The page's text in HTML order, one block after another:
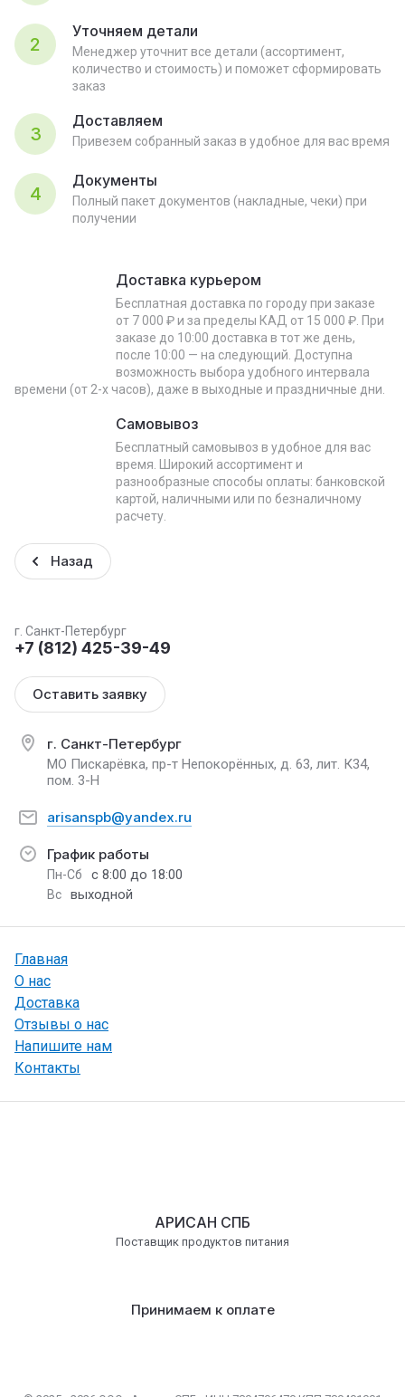
2
Уточняем детали
Менеджер уточнит все детали (ассортимент,
количество и стоимость) и поможет сформировать
заказ
3
Доставляем
Привезем собранный заказ в удобное для вас время
4
Документы
Полный пакет документов (накладные, чеки) при
получении
Доставка курьером
Бесплатная доставка по городу при заказе
от 7 000 ₽ и за пределы КАД от 15 000 ₽. При
заказе до 10:00 доставка в тот же день,
после 10:00 — на следующий. Доступна
возможность выбора удобного интервала
времени (от 2-х часов), даже в выходные и праздничные дни.
Самовывоз
Бесплатный самовывоз в удобное для вас
время. Широкий ассортимент и
разнообразные способы оплаты: банковской
картой, наличными или по безналичному
расчету.
Назад
г. Санкт-Петербург
+7 (812) 425-39-49
Оставить заявку
г. Санкт-Петербург
МО Пискарёвка, пр-т Непокорённых, д. 63, лит. К34,
пом. 3-Н
arisanspb@yandex.ru
График работы
Пн-Сб с 8:00 до 18:00
Вс выходной
Главная
О нас
Доставка
Отзывы о нас
Напишите нам
Контакты
АРИСАН СПБ
Поставщик продуктов питания
Принимаем к оплате